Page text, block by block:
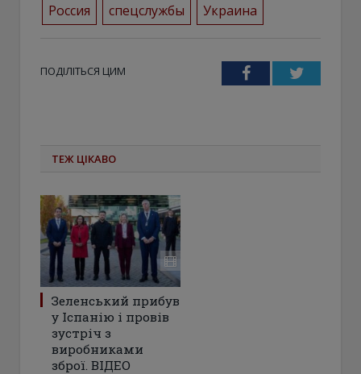
Россия
спецслужбы Украина
ПОДІЛІТЬСЯ ЦИМ FacebookTwitter
ТЕЖ ЦІКАВО
Зеленський прибув
у Іспанію і провів
зустріч з
виробниками
зброї. ВІДЕО